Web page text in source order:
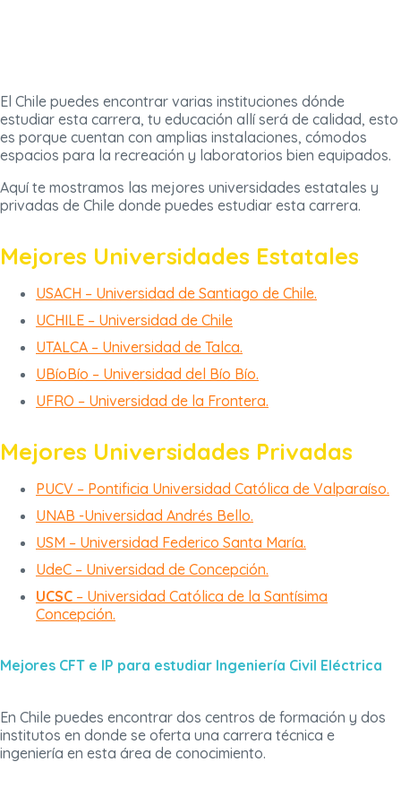
El Chile puedes encontrar varias instituciones dónde
estudiar esta carrera, tu educación allí será de calidad, esto
es porque cuentan con amplias instalaciones, cómodos
espacios para la recreación y laboratorios bien equipados.
Aquí te mostramos las mejores universidades estatales y
privadas de Chile donde puedes estudiar esta carrera.
Mejores Universidades Estatales
USACH – Universidad de Santiago de Chile.
UCHILE – Universidad de Chile
UTALCA – Universidad de Talca.
UBíoBío – Universidad del Bío Bío.
UFRO – Universidad de la Frontera.
Mejores Universidades Privadas
PUCV – Pontificia Universidad Católica de Valparaíso.
UNAB -Universidad Andrés Bello.
USM – Universidad Federico Santa María.
UdeC – Universidad de Concepción.
UCSC – Universidad Católica de la Santísima
Concepción.
Mejores CFT e IP para estudiar Ingeniería Civil Eléctrica
En Chile puedes encontrar dos centros de formación y dos
institutos en donde se oferta una carrera técnica e
ingeniería en esta área de conocimiento.